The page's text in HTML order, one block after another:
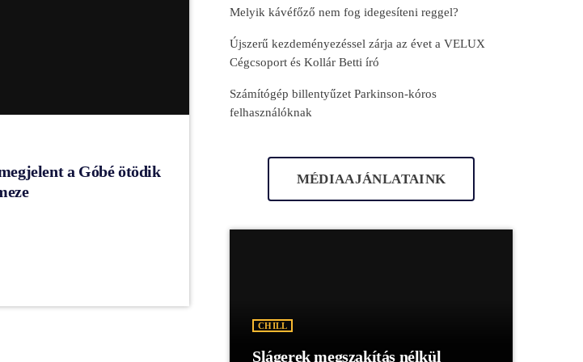
a Góbé ötödik
Melyik kávéfőző nem fog idegesíteni reggel?
Újszerű kezdeményezéssel zárja az évet a VELUX
Cégcsoport és Kollár Betti író
Számítógép billentyűzet Parkinson-kóros
felhasználóknak
MÉDIAAJÁNLATAINK
CHILL
Slágerek megszakítás nélkül